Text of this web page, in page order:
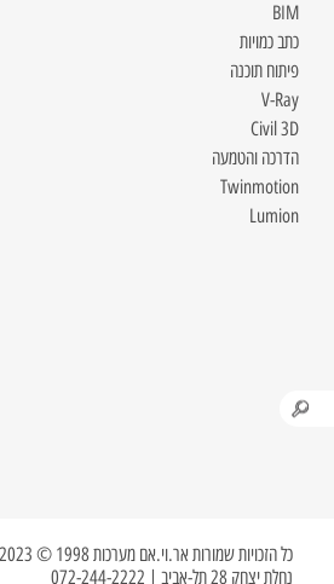
BIM
כתב כמויות
פיתוח תוכנה
V-Ray
Civil 3D
הדרכה והטמעה
Twinmotion
Lumion
כל הזכויות שמורות אר.וי.אם מערכות 1998 © 2023
נחלת יצחק 28 תל-אביב | 072-244-2222